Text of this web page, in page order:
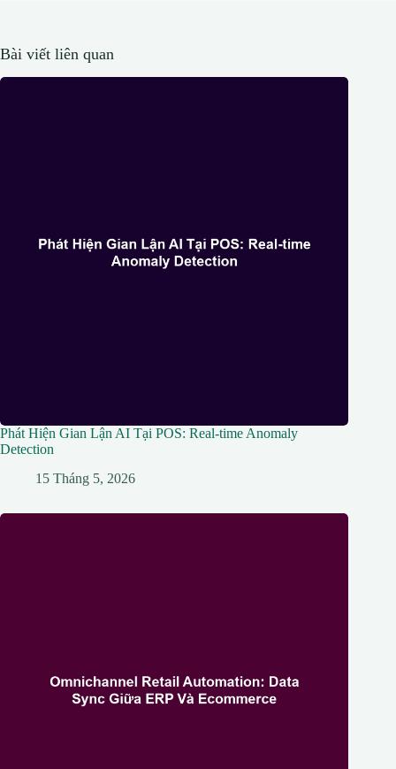
Bài viết liên quan
Phát Hiện Gian Lận AI Tại POS: Real-time Anomaly
Detection
15 Tháng 5, 2026